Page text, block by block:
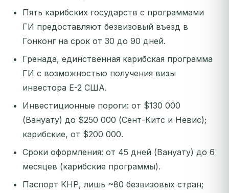
Пять карибских государств с программами
ГИ предоставляют безвизовый въезд в
Гонконг на срок от 30 до 90 дней.
Гренада, единственная карибская программа
ГИ с возможностью получения визы
инвестора E-2 США.
Инвестиционные пороги: от $130 000
(Вануату) до $250 000 (Сент-Китс и Невис);
карибские, от $200 000.
Сроки оформления: от 45 дней (Вануату) до 6
месяцев (карибские программы).
Паспорт КНР, лишь ~80 безвизовых стран;